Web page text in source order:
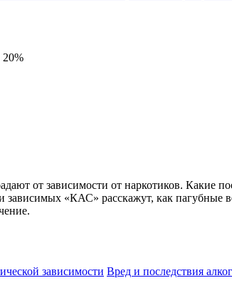
от зависимости от наркотиков. Какие
«КАС» расскажут, как пагубные
зависимости Вред и последствия